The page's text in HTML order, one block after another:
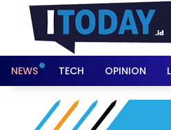
NEWS TECH OPINION